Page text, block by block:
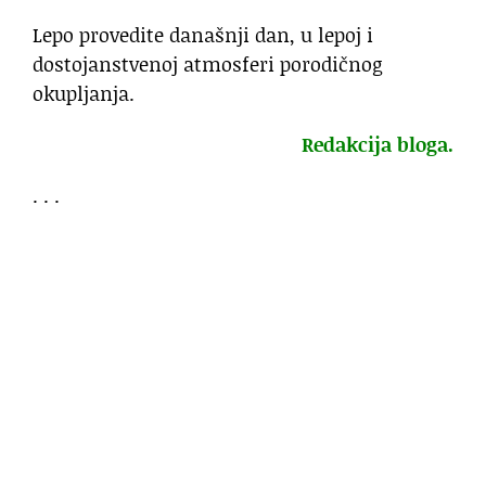
Lepo provedite današnji dan, u lepoj i
dostojanstvenoj atmosferi porodičnog
okupljanja.
Redakcija bloga.
. . .